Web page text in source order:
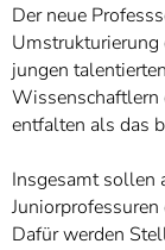
Der neue
Umstrukturierung
jungen
Wissenschaftlern
entfalten als das
Insgesamt
Dafür werden